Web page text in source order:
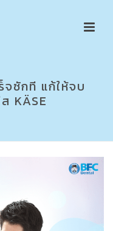
จซักที แก้ให้จบ
KÄSE